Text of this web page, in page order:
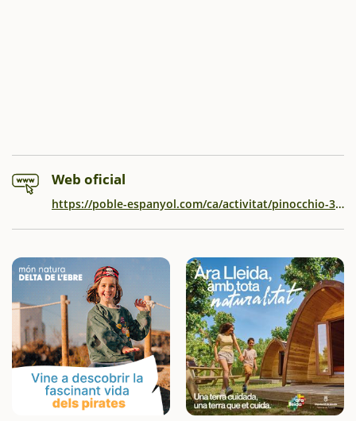
Web oficial
https://poble-espanyol.com/ca/activitat/pinocchio-3d/